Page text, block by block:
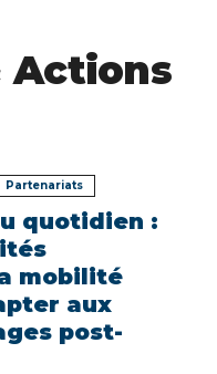
Actions
Partenariats
quotidien :
mobilité
aux
post-